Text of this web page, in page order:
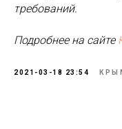
требований.
Подробнее на сайте
2021-03-18 23:54